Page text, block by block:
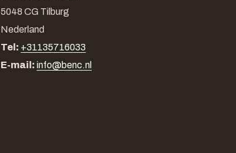
5048 CG Tilburg
Nederland
Tel: +31135716033
E-mail: info@benc.nl